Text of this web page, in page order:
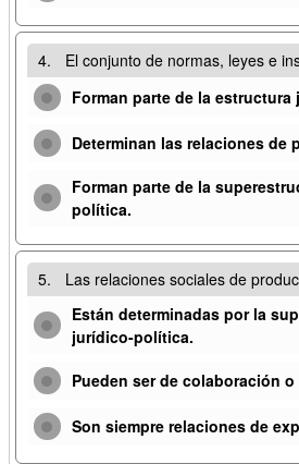
4.
El conjunto de normas, leyes e
Forman parte de la
Determinan las relaciones de
Forman parte de la
política.
5.
Las relaciones sociales de
Están determinadas por la
jurídico-política.
Pueden ser de colaboración
Son siempre relaciones de